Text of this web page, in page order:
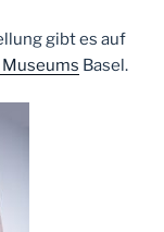
gibt es auf
Basel.